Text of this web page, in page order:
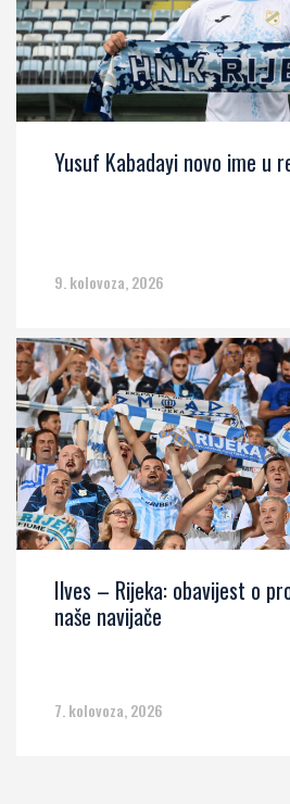
Yusuf Kabadayi novo ime u
9. kolovoza, 2026
Ilves – Rijeka: obavijest o
naše navijače
7. kolovoza, 2026